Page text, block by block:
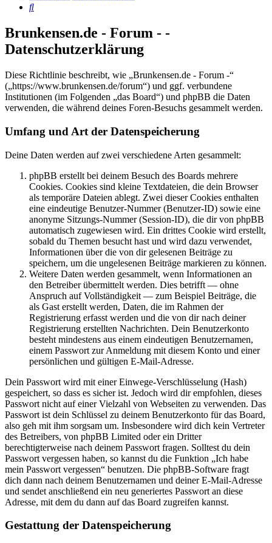
Suche
Brunkensen.de - Forum - -
Datenschutzerklärung
Diese Richtlinie beschreibt, wie „Brunkensen.de - Forum -“
(„https://www.brunkensen.de/forum“) und ggf. verbundene
Institutionen (im Folgenden „das Board“) und phpBB die Daten
verwenden, die während deines Foren-Besuchs gesammelt werden.
Umfang und Art der Datenspeicherung
Deine Daten werden auf zwei verschiedene Arten gesammelt:
phpBB erstellt bei deinem Besuch des Boards mehrere
Cookies. Cookies sind kleine Textdateien, die dein Browser
als temporäre Dateien ablegt. Zwei dieser Cookies enthalten
eine eindeutige Benutzer-Nummer (Benutzer-ID) sowie eine
anonyme Sitzungs-Nummer (Session-ID), die dir von phpBB
automatisch zugewiesen wird. Ein drittes Cookie wird erstellt,
sobald du Themen besucht hast und wird dazu verwendet,
Informationen über die von dir gelesenen Beiträge zu
speichern, um die ungelesenen Beiträge markieren zu können.
Weitere Daten werden gesammelt, wenn Informationen an
den Betreiber übermittelt werden. Dies betrifft — ohne
Anspruch auf Vollständigkeit — zum Beispiel Beiträge, die
als Gast erstellt werden, Daten, die im Rahmen der
Registrierung erfasst werden und die von dir nach deiner
Registrierung erstellten Nachrichten. Dein Benutzerkonto
besteht mindestens aus einem eindeutigen Benutzernamen,
einem Passwort zur Anmeldung mit diesem Konto und einer
persönlichen und gültigen E-Mail-Adresse.
Dein Passwort wird mit einer Einwege-Verschlüsselung (Hash)
gespeichert, so dass es sicher ist. Jedoch wird dir empfohlen, dieses
Passwort nicht auf einer Vielzahl von Webseiten zu verwenden. Das
Passwort ist dein Schlüssel zu deinem Benutzerkonto für das Board,
also geh mit ihm sorgsam um. Insbesondere wird dich kein Vertreter
des Betreibers, von phpBB Limited oder ein Dritter
berechtigterweise nach deinem Passwort fragen. Solltest du dein
Passwort vergessen haben, so kannst du die Funktion „Ich habe
mein Passwort vergessen“ benutzen. Die phpBB-Software fragt
dich dann nach deinem Benutzernamen und deiner E-Mail-Adresse
und sendet anschließend ein neu generiertes Passwort an diese
Adresse, mit dem du dann auf das Board zugreifen kannst.
Gestattung der Datenspeicherung